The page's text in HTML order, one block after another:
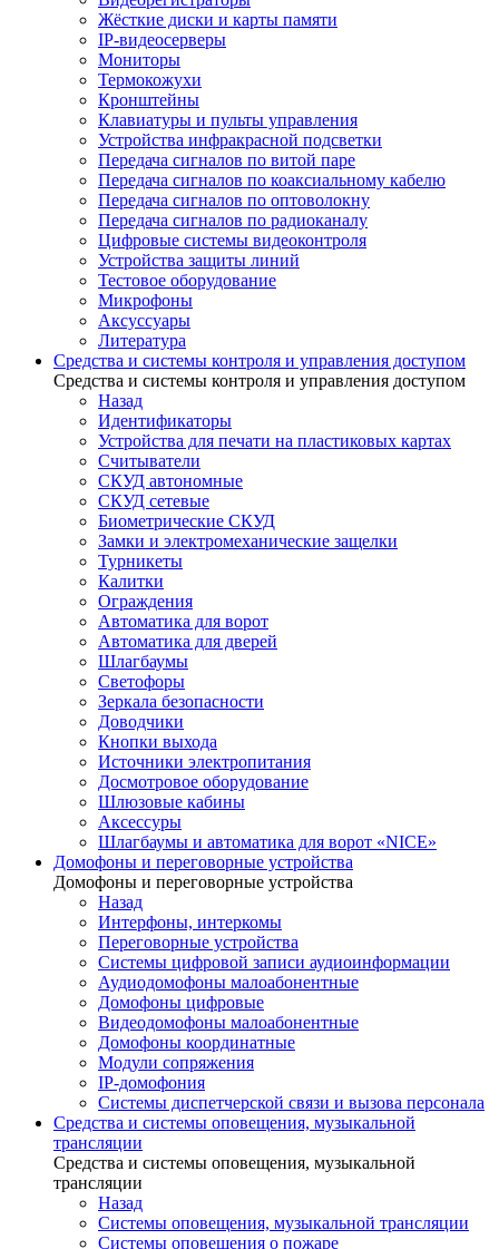
Жёсткие диски и карты памяти
IP-видеосерверы
Мониторы
Термокожухи
Кронштейны
Клавиатуры и пульты управления
Устройства инфракрасной подсветки
Передача сигналов по витой паре
Передача сигналов по коаксиальному кабелю
Передача сигналов по оптоволокну
Передача сигналов по радиоканалу
Цифровые системы видеоконтроля
Устройства защиты линий
Тестовое оборудование
Микрофоны
Аксуссуары
Литература
Средства и системы контроля и управления доступом
Средства и системы контроля и управления доступом
Назад
Идентификаторы
Устройства для печати на пластиковых картах
Считыватели
СКУД автономные
СКУД сетевые
Биометрические СКУД
Замки и электромеханические защелки
Турникеты
Калитки
Ограждения
Автоматика для ворот
Автоматика для дверей
Шлагбаумы
Светофоры
Зеркала безопасности
Доводчики
Кнопки выхода
Источники электропитания
Досмотровое оборудование
Шлюзовые кабины
Аксессуры
Шлагбаумы и автоматика для ворот «NICE»
Домофоны и переговорные устройства
Домофоны и переговорные устройства
Назад
Интерфоны, интеркомы
Переговорные устройства
Системы цифровой записи аудиоинформации
Аудиодомофоны малоабонентные
Домофоны цифровые
Видеодомофоны малоабонентные
Домофоны координатные
Модули сопряжения
IP-домофония
Системы диспетчерской связи и вызова персонала
Средства и системы оповещения, музыкальной
трансляции
Средства и системы оповещения, музыкальной
трансляции
Назад
Системы оповещения, музыкальной трансляции
Системы оповещения о пожаре